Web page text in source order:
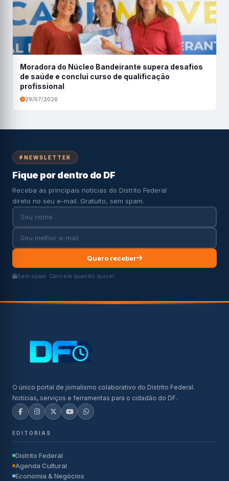
Moradora do Núcleo Bandeirante supera desafios
de saúde e conclui curso de qualificação
profissional
29/07/2026
NEWSLETTER
Fique por dentro do DF
Receba as principais notícias do Distrito Federal
direto no seu e-mail. Gratuito, sem spam.
Quero receber
Sem spam. Cancele quando quiser.
O único portal de jornalismo colaborativo do Distrito Federal.
Notícias, serviços e ferramentas para o cidadão do DF.
EDITORIAS
Distrito Federal
Agenda Cultural
Economia & Negócios